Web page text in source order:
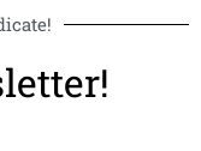
al carrello